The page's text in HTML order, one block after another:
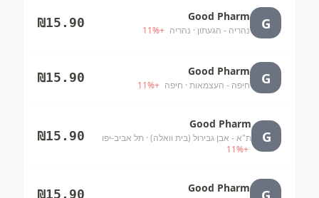
G
Good Pharm
נהריה - הגעתון · נהריה +
11%
₪15.90
G
Good Pharm
חיפה - העצמאות · חיפה +
11%
₪15.90
G
Good Pharm
ת"א - אבן גבירול (בית וואלה)· תל אביב-יפו
+
11%
₪15.90
G
Good Pharm
₪15.90